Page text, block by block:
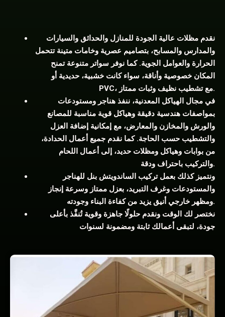
نقدم مظلات عالية الجودة للمنازل والحدائق والسيارات
والمدارس والمسابح، بتصاميم عصرية وخامات متينة تتحمل
الحرارة والعوامل الجوية. كما نوفر سواتر متنوعة تمنح
المكان خصوصية وأناقة، سواء كانت خشبية، حديدية أو
PVC، مع تشطيب نظيف وثبات ممتاز.
في مجال الهياكل المعدنية، ننفذ هناجر ومستودعات
بمواصفات هندسية دقيقة وهياكل قوية مناسبة للمصانع
والورش والمخازن والمعارض، مع إمكانية إضافة العزل
والتشطيب حسب الحاجة. كما نقدم جميع أعمال الحدادة،
من بوابات وهياكل ومظلات حديد، إلى أعمال اللحام
والتركيب باحتراف ودقة.
ونتميز كذلك بعمل تركيب الساندويتش بنل للهناجر
والمستودعات وغرف التبريد، بعزل ممتاز وسرعة إنجاز
ومظهر خارجي أنيق يزيد من كفاءة البناء وجودته.
نختصر لك الوقت ونقدم حلولًا جاهزة وقوية تُنفَّذ بأعلى
جودة، لتبقى أعمالك ثابتة ومضمونة لسنوات